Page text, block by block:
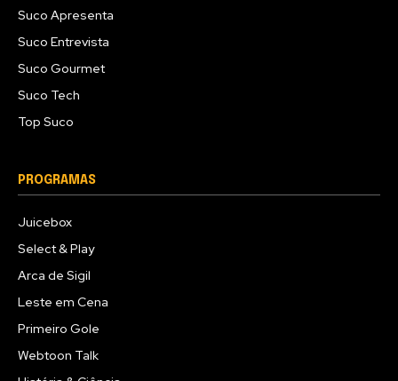
Suco Apresenta
Suco Entrevista
Suco Gourmet
Suco Tech
Top Suco
PROGRAMAS
Juicebox
Select & Play
Arca de Sigil
Leste em Cena
Primeiro Gole
Webtoon Talk